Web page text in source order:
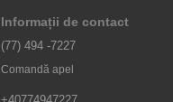
Informații de contact
(77) 494 -7227
Comandă apel